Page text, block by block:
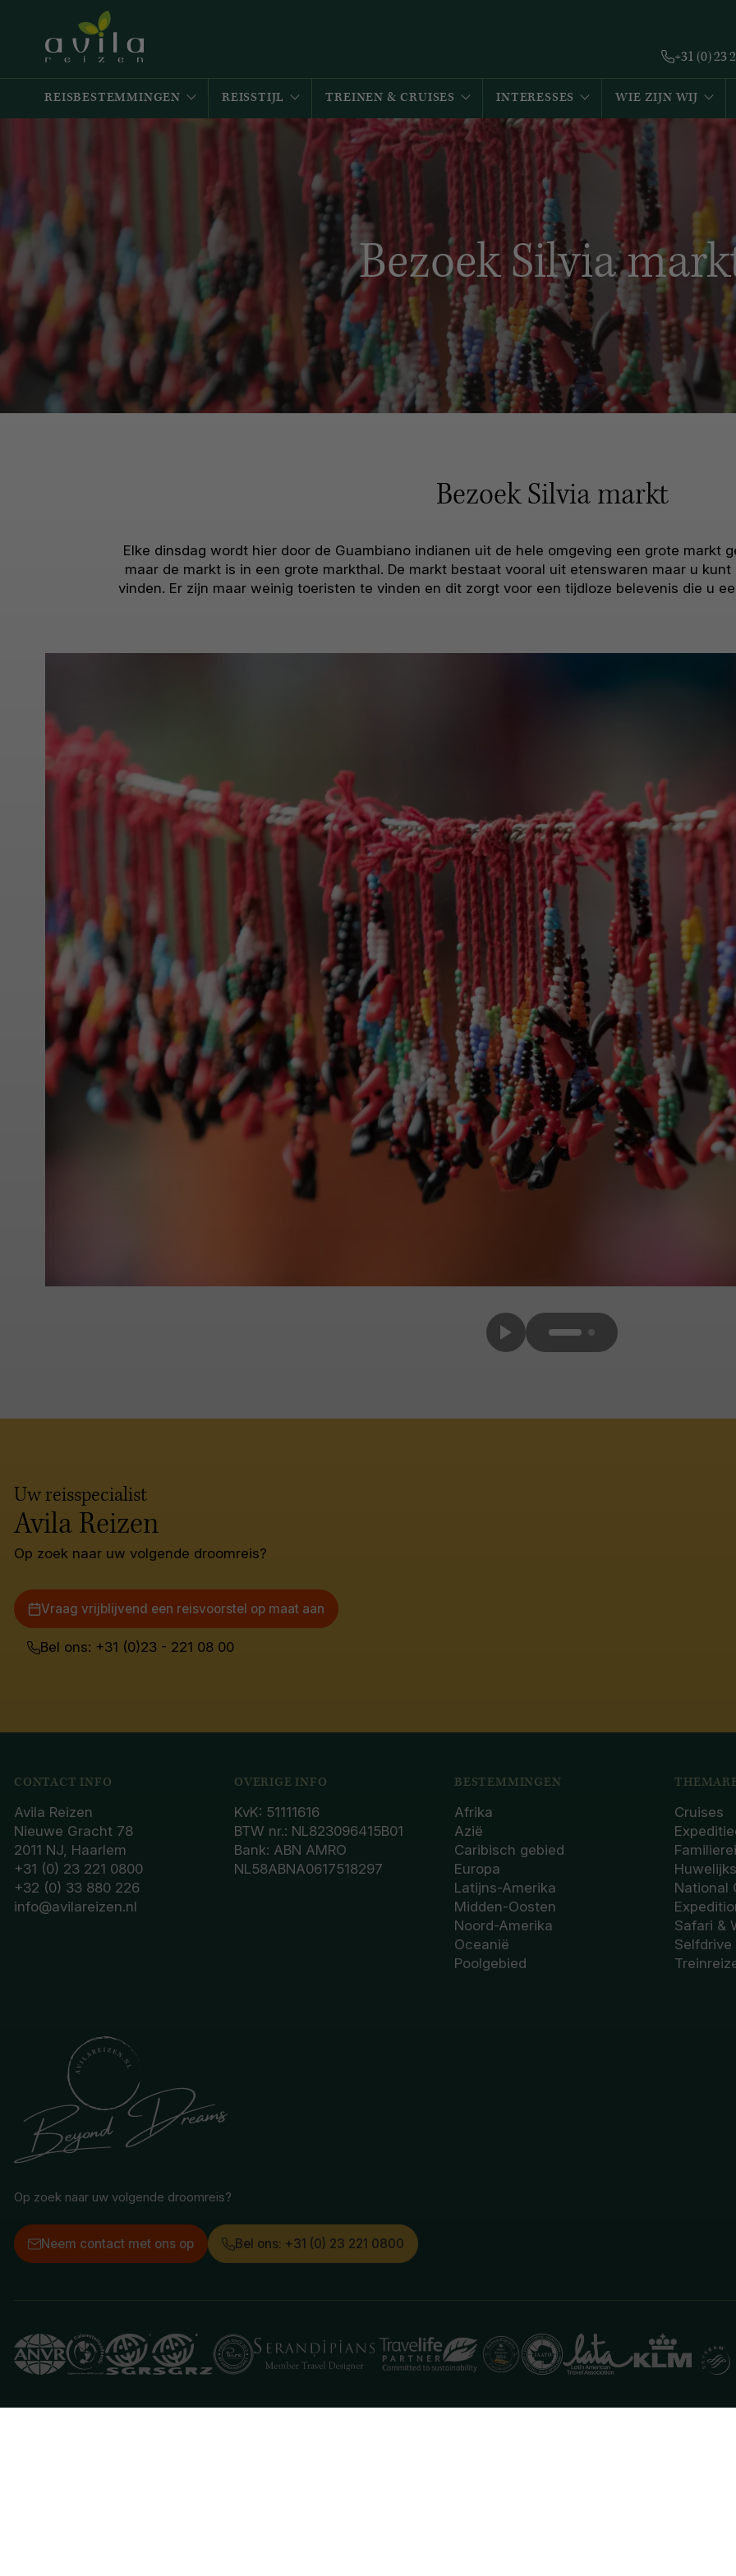
+31 (0) 23
REISBESTEMMINGEN REISSTIJL TREINEN & CRUISES INTERESSES WIE ZIJN WIJ
Bezoek Silvia
Bezoek Silvia markt
Elke dinsdag wordt hier door de Guambiano indianen uit de hele omgeving een grote markt
maar de markt is in een grote markthal. De markt bestaat vooral uit etenswaren maar u
vinden. Er zijn maar weinig toeristen te vinden en dit zorgt voor een tijdloze belevenis die u
Uw reisspecialist
Avila Reizen
Op zoek naar uw volgende droomreis?
Vraag vrijblijvend een reisvoorstel op maat aan
Bel ons: +31 (0)23 - 221 08 00
CONTACT INFO
Avila Reizen
Nieuwe Gracht 78
2011 NJ, Haarlem
+31 (0) 23 221 0800
+32 (0) 33 880 226
info@avilareizen.nl
OVERIGE INFO
KvK: 51111616
BTW nr.: NL823096415B01
Bank: ABN AMRO
NL58ABNA0617518297
BESTEMMINGEN
Afrika
Azië
Caribisch gebied
Europa
Latijns-Amerika
Midden-Oosten
Noord-Amerika
Oceanië
Poolgebied
Cruises
National
Safari &
Selfdrive
Op zoek naar uw volgende droomreis?
Neem contact met ons op Bel ons: +31 (0) 23 221 0800